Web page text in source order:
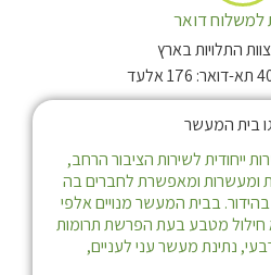
למשלוח דואר
התלויות בארץ
ייחודית לשירות הציבור הרחב,
ומאפשרת לחברים בה
בבית המעשר מנויים אלפי
חילול מטבע בעת הפרשת תרומות
נתינת מעשר עני לעניים,